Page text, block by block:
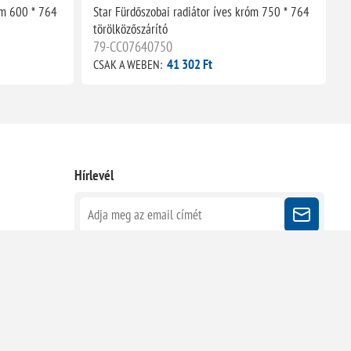
600 * 764
Star Fürdőszobai radiátor íves króm 750 * 764
törölközőszárító
79-CC07640750
CSAK A WEBEN: 41 302 Ft
Hírlevél